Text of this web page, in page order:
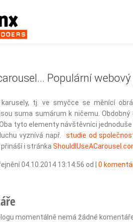
Populární
karusely, tj. ve smyčce se měnící
suma sumárum k ničemu.
tyto elementy návštěvníci
vyznívá např. studie od
i stránka
04.10.2014 13:14:56 od 0
momentálně nemá žádné